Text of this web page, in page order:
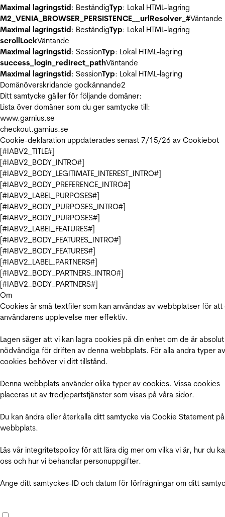
Maximal lagringstid: BeständigTyp: Lokal HTML-lagring
M2_VENIA_BROWSER_PERSISTENCE__urlResolver_#Väntande
Maximal lagringstid: BeständigTyp: Lokal HTML-lagring
scrollLockVäntande
Maximal lagringstid: SessionTyp: Lokal HTML-lagring
success_login_redirect_pathVäntande
Maximal lagringstid: SessionTyp: Lokal HTML-lagring
Domänöverskridande godkännande2
Ditt samtycke gäller för följande domäner:
Lista över domäner som du ger samtycke till:
www.garnius.se
checkout.garnius.se
Cookie-deklaration uppdaterades senast 7/15/26 av Cookiebot
[#IABV2_TITLE#]
[#IABV2_BODY_INTRO#]
[#IABV2_BODY_LEGITIMATE_INTEREST_INTRO#]
[#IABV2_BODY_PREFERENCE_INTRO#]
[#IABV2_LABEL_PURPOSES#]
[#IABV2_BODY_PURPOSES_INTRO#]
[#IABV2_BODY_PURPOSES#]
[#IABV2_LABEL_FEATURES#]
[#IABV2_BODY_FEATURES_INTRO#]
[#IABV2_BODY_FEATURES#]
[#IABV2_LABEL_PARTNERS#]
[#IABV2_BODY_PARTNERS_INTRO#]
[#IABV2_BODY_PARTNERS#]
Om
Cookies är små textfiler som kan användas av webbplatser för att
användarens upplevelse mer effektiv.
Lagen säger att vi kan lagra cookies på din enhet om de är absolut
nödvändiga för driften av denna webbplats. För alla andra typer av
cookies behöver vi ditt tillstånd.
Denna webbplats använder olika typer av cookies. Vissa cookies
placeras ut av tredjepartstjänster som visas på våra sidor.
Du kan ändra eller återkalla ditt samtycke via Cookie Statement
webbplats.
Läs vår integritetspolicy för att lära dig mer om vilka vi är, hur du
oss och hur vi behandlar personuppgifter.
Ange ditt samtyckes-ID och datum för förfrågningar om ditt